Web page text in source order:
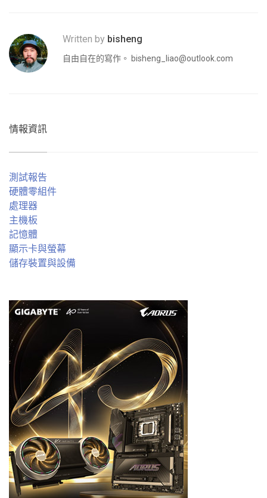
Written by bisheng
自由自在的寫作。 bisheng_liao@outlook.com
情報資訊
測試報告
硬體零組件
處理器
主機板
記憶體
顯示卡與螢幕
儲存裝置與設備